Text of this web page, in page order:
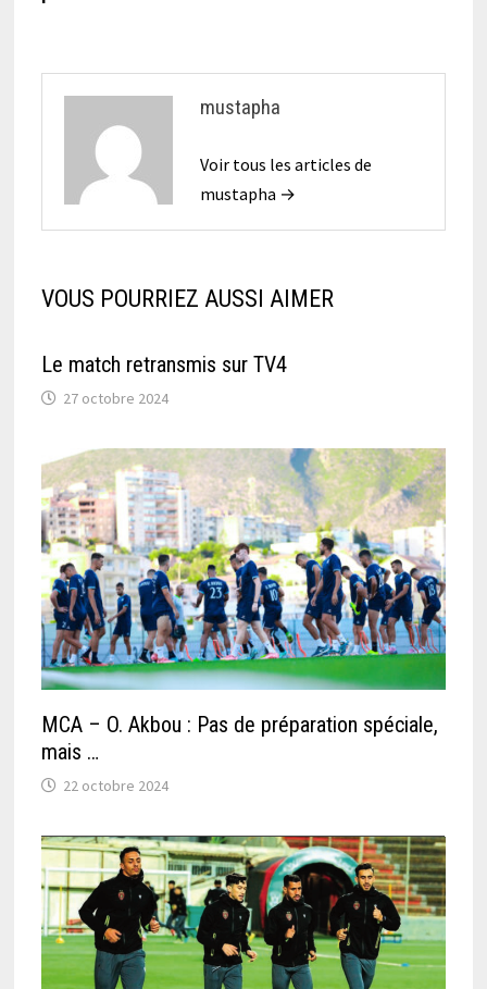
l’article
mustapha
Voir tous les articles de
mustapha →
VOUS POURRIEZ AUSSI AIMER
Le match retransmis sur TV4
27 octobre 2024
MCA – O. Akbou : Pas de préparation spéciale,
mais …
22 octobre 2024